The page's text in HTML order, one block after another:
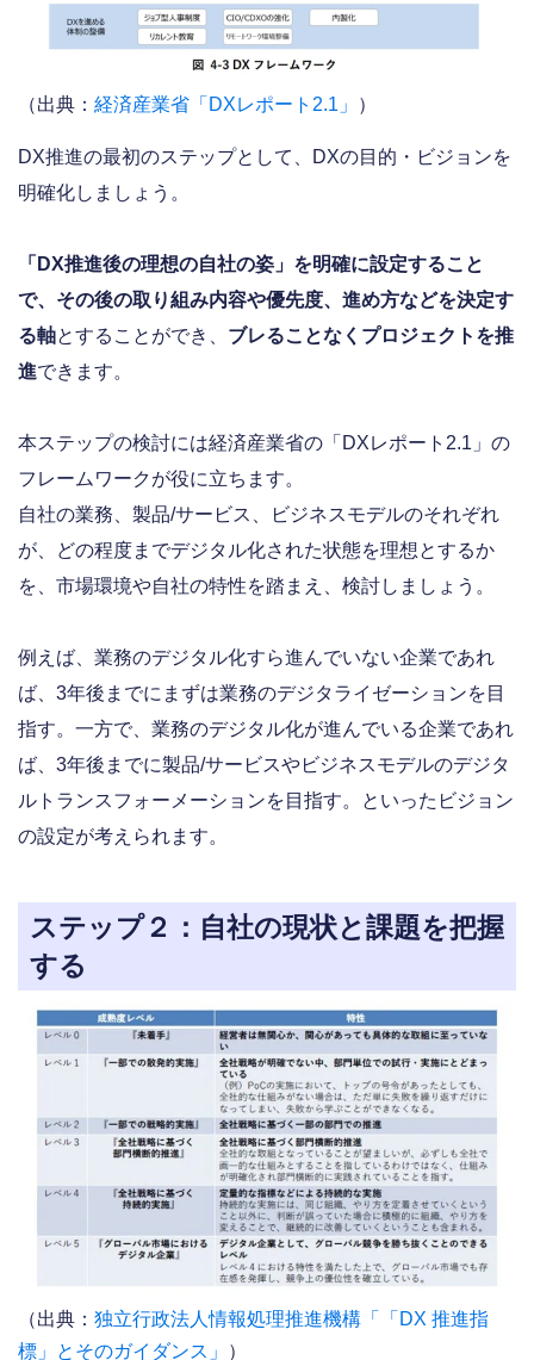
（出典： 経済産業省「DXレポート2.1」 ）
DX推進の最初のステップとして、DXの目的・ビジョンを
明確化しましょう。
「DX推進後の理想の自社の姿」を明確に設定すること
で、その後の取り組み内容や優先度、進め方などを決定す
る軸とすることができ、 ブレることなくプロジェクトを推
進できます。
本ステップの検討には経済産業省の「DXレポート2.1」の
フレームワークが役に立ちます。
自社の業務、製品/サービス、ビジネスモデルのそれぞれ
が、どの程度までデジタル化された状態を理想とするか
を、市場環境や自社の特性を踏まえ、検討しましょう。
例えば、業務のデジタル化すら進んでいない企業であれ
ば、3年後までにまずは業務のデジタライゼーションを目
指す。一方で、業務のデジタル化が進んでいる企業であれ
ば、3年後までに製品/サービスやビジネスモデルのデジタ
ルトランスフォーメーションを目指す。といったビジョン
の設定が考えられます。
ステップ２：自社の現状と課題を把握
する
（出典： 独立行政法人情報処理推進機構「「DX 推進指
標」とそのガイダンス」
）